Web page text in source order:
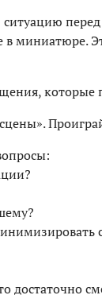
в миниатюре.
которые
достаточно